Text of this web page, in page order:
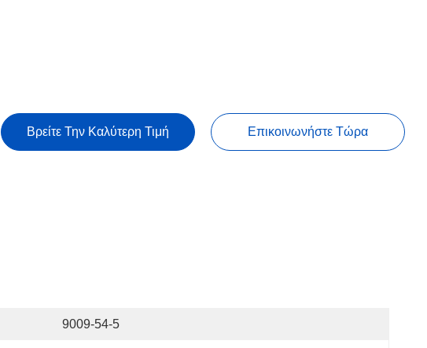
Βρείτε Την Καλύτερη Τιμή Επικοινωνήστε Τώρα
9009-54-5